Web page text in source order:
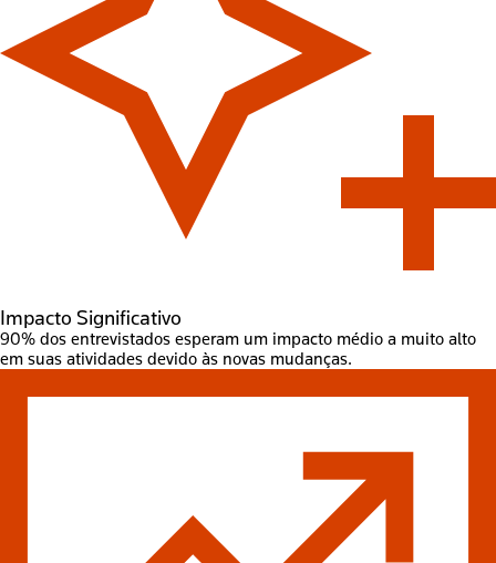
Impacto Significativo
90% dos entrevistados esperam um impacto médio a muito alto
em suas atividades devido às novas mudanças.